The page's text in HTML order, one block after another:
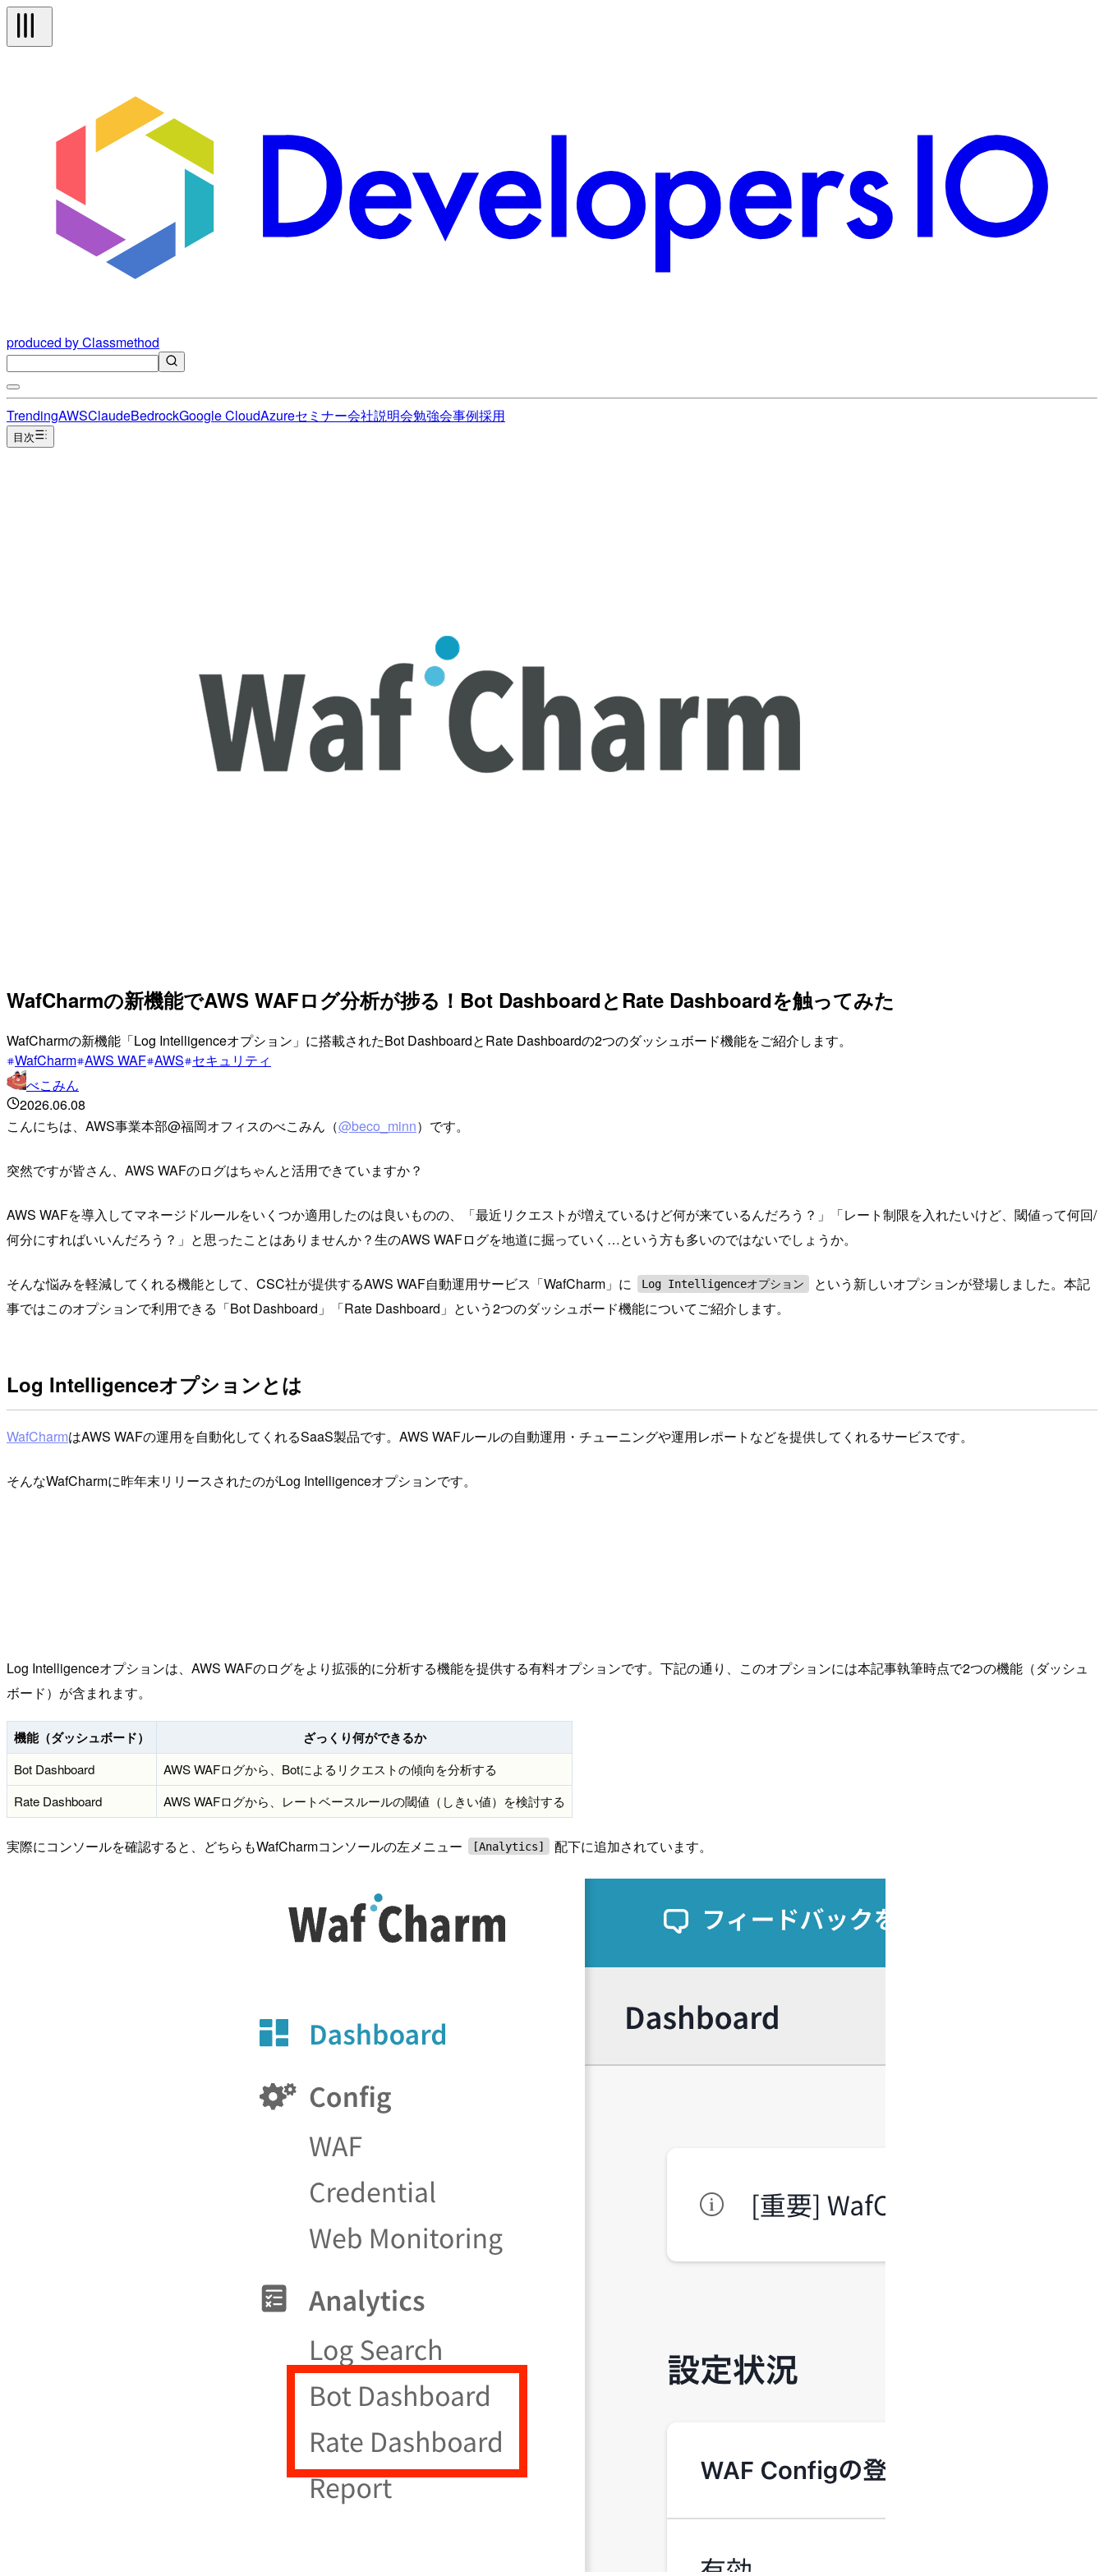
produced by Classmethod
TrendingAWSClaudeBedrockGoogle CloudAzureセミナー会社説明会勉強会事例採用
目次
WafCharmの新機能でAWS WAFログ分析が捗る！Bot DashboardとRate Dashboardを触ってみた
WafCharmの新機能「Log Intelligenceオプション」に搭載されたBot DashboardとRate Dashboardの2つのダッシュボード機能をご紹介します。
WafCharm AWS WAF AWS セキュリティ
べこみん
2026.06.08
こんにちは、AWS事業本部@福岡オフィスのべこみん（@beco_minn）です。
突然ですが皆さん、AWS WAFのログはちゃんと活用できていますか？
AWS WAFを導入してマネージドルールをいくつか適用したのは良いものの、「最近リクエストが増えているけど何が来ているんだろう？」「レート制限を入れたいけど、閾値って何回/
何分にすればいいんだろう？」と思ったことはありませんか？生のAWS WAFログを地道に掘っていく…という方も多いのではないでしょうか。
そんな悩みを軽減してくれる機能として、CSC社が提供するAWS WAF自動運用サービス「WafCharm」に Log Intelligenceオプション
という新しいオプションが登場しました。本記
事ではこのオプションで利用できる「Bot Dashboard」「Rate Dashboard」という2つのダッシュボード機能についてご紹介します。
Log Intelligenceオプションとは
WafCharmはAWS WAFの運用を自動化してくれるSaaS製品です。AWS WAFルールの自動運用・チューニングや運用レポートなどを提供してくれるサービスです。
そんなWafCharmに昨年末リリースされたのがLog Intelligenceオプションです。
Log Intelligenceオプションは、AWS WAFのログをより拡張的に分析する機能を提供する有料オプションです。下記の通り、このオプションには本記事執筆時点で2つの機能（ダッシュ
ボード）が含まれます。
機能（ダッシュボード） ざっくり何ができるか
Bot Dashboard
AWS WAFログから、Botによるリクエストの傾向を分析する
Rate Dashboard
AWS WAFログから、レートベースルールの閾値（しきい値）を検討する
実際にコンソールを確認すると、どちらもWafCharmコンソールの左メニュー [Analytics] 配下に追加されています。